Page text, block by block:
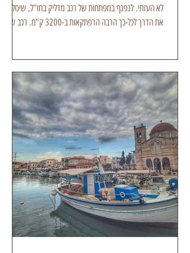
לא העזתי. לנפנף במפתחות של רכב מדליק בחו"ל, שיסלול לי
את הדרך לכל-כך הרבה הרפתקאות ב-3200 ק"מ. רכב
על שותף למסע מסוג רנו-קליאו ובעיקר ד'ציה בשתי
קטגוריות, שהייתה מושלמת לשטח ולכביש. לכאורה ישות
מתכתית בעלת 4 גלגלים ושלדה, עבורי: מאסה קריטית,
ששדרגה לי מ